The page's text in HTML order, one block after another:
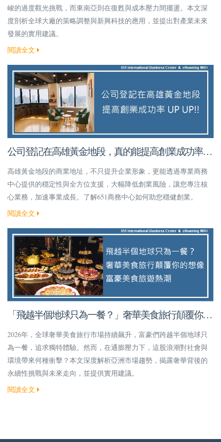
峻的過度觀光挑戰，而東南亞則在復甦與成本壓力間擺盪。本文深
度剖析全球大廠的策略調整與新興科技的應用，並提出對產業未來
發展的實用建議。
閱讀全文
公司登記在高雄黃金地段，真的能提高創業成功率
嗎？
高雄黃金地段的商業地址，不只提升企業形象，更能透過專業商務
中心提供的穩定性與全方位支援，大幅降低創業風險，讓您專注核
心業務，加速事業成長。了解651商務中心如何助您穩健創業。
閱讀全文
「飛越半個地球只為一餐？」奢華美食旅行顛覆你的
想像！
2026年，全球奢華美食旅行市場持續飆升，富豪們跨越半個地球只
為一餐，追求獨特體驗。然而，在通膨壓力下，這股浪潮對社會與
環境帶來何種衝擊？本文深度解析亞洲市場趨勢，揭露奢華背後的
永續性挑戰與未來走向，並提供實用建議。
閱讀全文